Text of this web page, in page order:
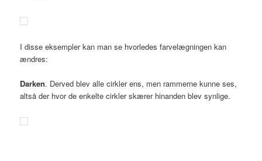
I disse eksempler kan man se hvorledes farvelægningen kan
ændres:
Darken. Derved blev alle cirkler ens, men rammerne kunne ses,
altså der hvor de enkelte cirkler skærer hinanden blev synlige.